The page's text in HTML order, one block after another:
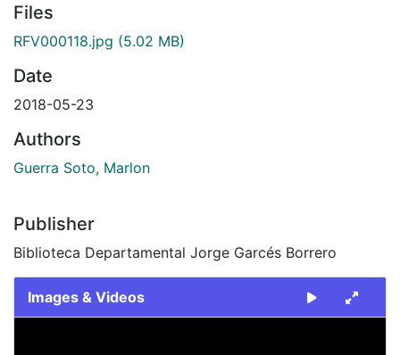
Files
RFV000118.jpg (5.02 MB)
Date
2018-05-23
Authors
Guerra Soto, Marlon
Publisher
Biblioteca Departamental Jorge Garcés Borrero
Images & Videos